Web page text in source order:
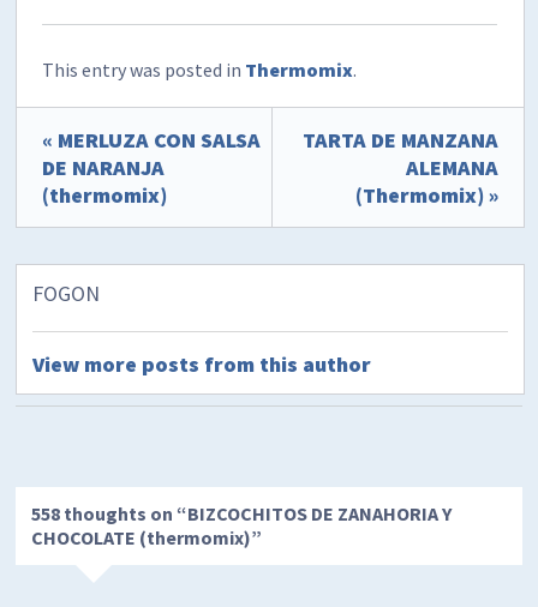
This entry was posted in Thermomix.
« MERLUZA CON SALSA
DE NARANJA
(thermomix)
TARTA DE MANZANA
ALEMANA
(Thermomix) »
FOGON
View more posts from this author
558 thoughts on “BIZCOCHITOS DE ZANAHORIA Y
CHOCOLATE (thermomix)”